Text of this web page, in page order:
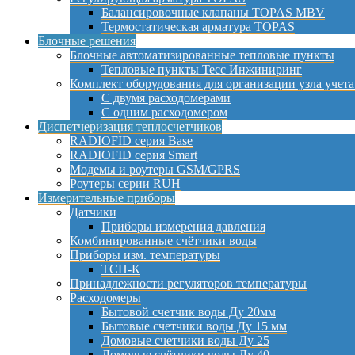
Балансировочные клапаны TOPAS MBV
Термостатическая арматура TOPAS
Блочные решения
Блочные автоматизированные тепловые пункты
Тепловые пункты Тесс Инжиниринг
Комплект оборудования для организации узла
С двумя расходомерами
С одним расходомером
Диспетчеризация теплосчетчиков
RADIOFID серия Base
RADIOFID серия Smart
Модемы и роутеры GSM/GPRS
Роутеры серии RUH
Измерительные приборы
Датчики
Приборы измерения давления
Комбинированные счётчики воды
Приборы изм. температуры
ТСП-К
Принадлежности регуляторов температуры
Расходомеры
Бытовой счетчик воды Ду 20мм
Бытовые счетчики воды Ду 15 мм
Домовые счетчики воды Ду 25